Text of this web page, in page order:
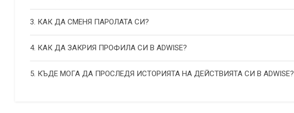
3. КАК ДА СМЕНЯ ПАРОЛАТА СИ?
4. КАК ДА ЗАКРИЯ ПРОФИЛА СИ В ADWISE?
5. КЪДЕ МОГА ДА ПРОСЛЕДЯ ИСТОРИЯТА НА ДЕЙСТВИЯТА СИ В ADWISE?